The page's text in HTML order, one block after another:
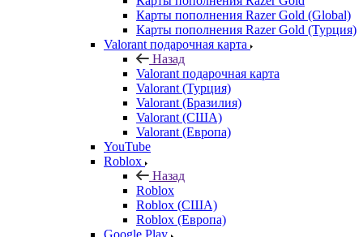
Карты пополнения Razer Gold (Global)
Карты пополнения Razer Gold (Турция)
Valorant подарочная карта
Назад
Valorant подарочная карта
Valorant (Турция)
Valorant (Бразилия)
Valorant (США)
Valorant (Европа)
YouTube
Roblox
Назад
Roblox
Roblox (США)
Roblox (Европа)
Google Play